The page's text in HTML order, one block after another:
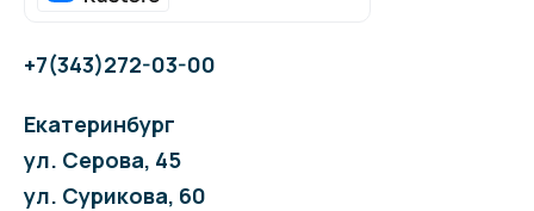
+7(343)272-03-00
Екатеринбург
ул. Серова, 45
ул. Сурикова, 60